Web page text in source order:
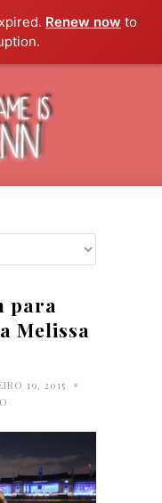
Renew now to
para
Melissa
19, 2015 •